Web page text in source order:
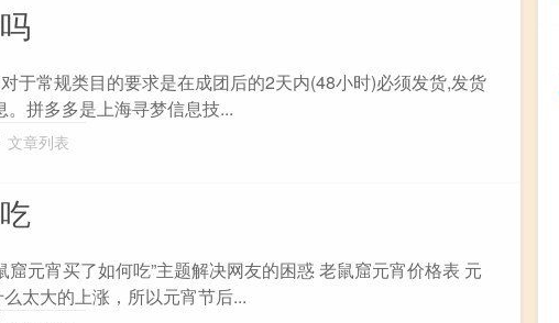
于常规类目的要求是在成团后的2天内(48小时)必须发货,发货
拼多多是上海寻梦信息技...
文章列表
元宵买了如何吃”主题解决网友的困惑 老鼠窟元宵价格表 元
太大的上涨，所以元宵节后...